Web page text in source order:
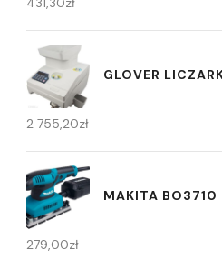
GLOVER
2 755,20zł
MAKITA BO3710
279,00zł